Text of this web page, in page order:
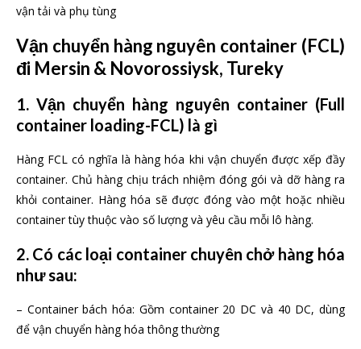
vận tải và phụ tùng
Vận chuyển hàng nguyên container (FCL)
đi Mersin & Novorossiysk, Tureky
1. Vận chuyển hàng nguyên container (Full
container loading-FCL) là gì
Hàng FCL có nghĩa là hàng hóa khi vận chuyển được xếp đầy
container. Chủ hàng chịu trách nhiệm đóng gói và dỡ hàng ra
khỏi container. Hàng hóa sẽ được đóng vào một hoặc nhiều
container tùy thuộc vào số lượng và yêu cầu mỗi lô hàng.
2. Có các loại container chuyên chở hàng hóa
như sau:
– Container bách hóa: Gồm container 20 DC và 40 DC, dùng
để vận chuyển hàng hóa thông thường